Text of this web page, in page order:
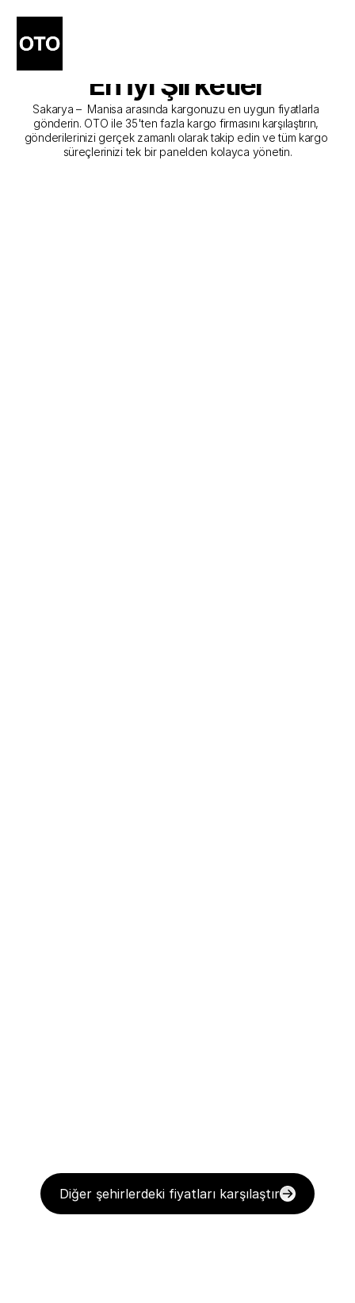
Sakarya - Manisa Kargo
Gönderim Hizmeti Sunan
En İyi Şirketler
Sakarya –  Manisa arasında kargonuzu en uygun fiyatlarla
gönderin. OTO ile 35'ten fazla kargo firmasını karşılaştırın,
gönderilerinizi gerçek zamanlı olarak takip edin ve tüm kargo
süreçlerinizi tek bir panelden kolayca yönetin.
Diğer şehirlerdeki fiyatları karşılaştır